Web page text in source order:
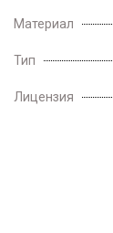
Материал
Тип
Лицензия